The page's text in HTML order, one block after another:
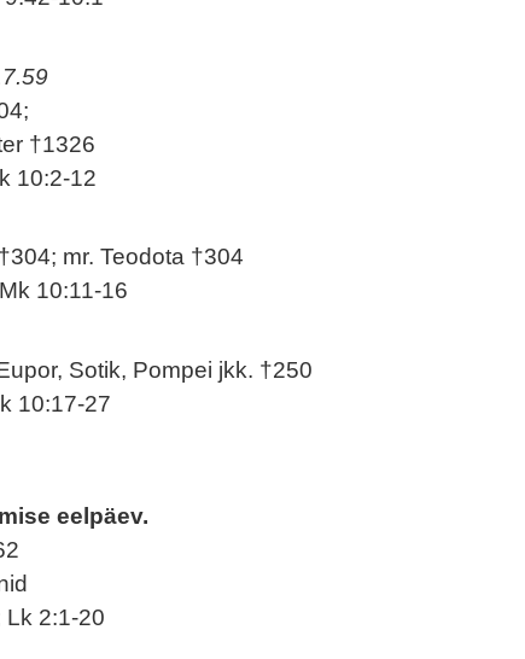
†1326
10:2-12
mr. Teodota †304
10:11-16
Sotik, Pompei jkk. †250
10:17-27
eelpäev.
Lk 2:1-20